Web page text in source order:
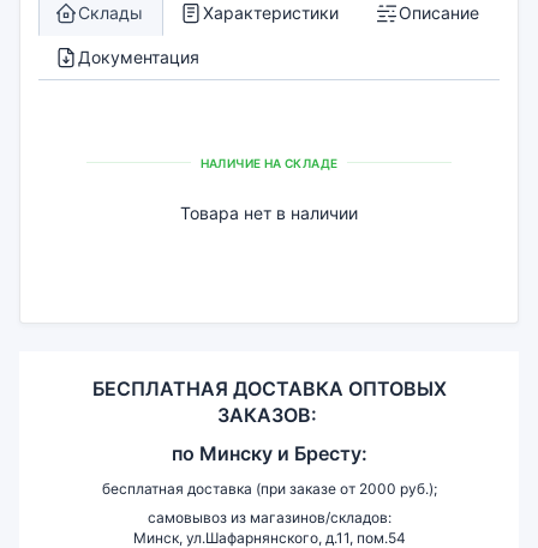
Склады Характеристики Описание
Документация
НАЛИЧИЕ НА СКЛАДЕ
Товара нет в наличии
БЕСПЛАТНАЯ ДОСТАВКА ОПТОВЫХ
ЗАКАЗОВ:
по Минску и Бресту:
бесплатная доставка (при заказе от 2000 руб.);
самовывоз из магазинов/складов:
Минск, ул.Шафарнянского, д.11, пом.54